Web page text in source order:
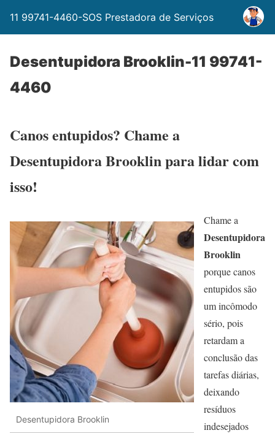
11 99741-4460-SOS Prestadora de Serviços
Desentupidora Brooklin-11 99741-
4460
Canos entupidos? Chame a
Desentupidora Brooklin para lidar com
isso!
Desentupidora Brooklin
Chame a
Desentupidora
Brooklin
porque canos
entupidos são
um incômodo
sério, pois
retardam a
conclusão das
tarefas diárias,
deixando
resíduos
indesejados